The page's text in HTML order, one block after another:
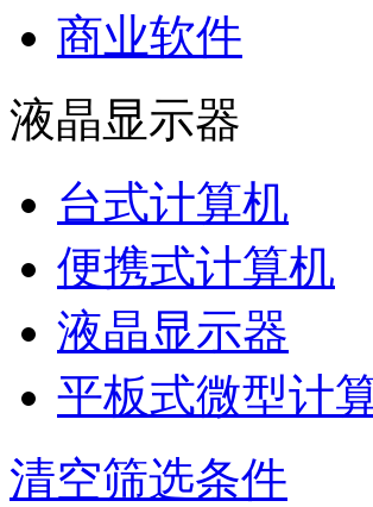
商业软件
液晶显示器
台式计算机
便携式计算机
液晶显示器
平板式微型计
清空筛选条件